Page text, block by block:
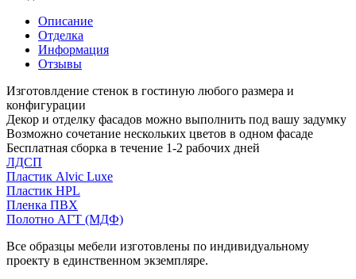
Описание
Отделка
Информация
Отзывы
Изготовлдение стенок в гостиную любого размера и
конфигурации
Декор и отделку фасадов можно выполнить под вашу задумку
Возможно сочетание нескольких цветов в одном фасаде
Бесплатная сборка в течение 1-2 рабочих дней
ЛДСП
Пластик Alvic Luxe
Пластик HPL
Пленка ПВХ
Полотно АГТ (МДФ)
Все образцы мебели изготовлены по индивидуальному
проекту в единственном экземпляре.